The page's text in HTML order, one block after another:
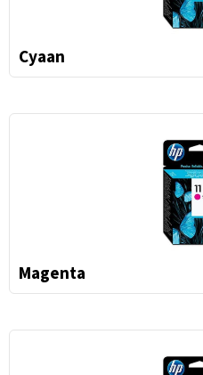
Cyaan
Magenta